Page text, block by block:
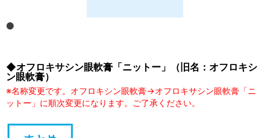
◆オフロキサシン眼軟膏「ニットー」（旧名：オフロキシ
ン眼軟膏）
※名称変更です。オフロキシン眼軟膏→オフロキサシン眼軟膏「ニ
ットー」に順次変更になります。ご了承ください。